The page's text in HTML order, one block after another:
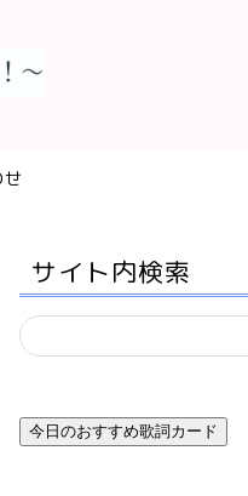
サイト内検索
今日のおすすめ歌詞カード